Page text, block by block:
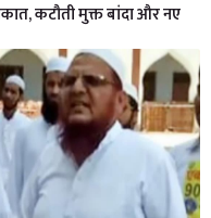
कटौती मुक्त बांदा और नए